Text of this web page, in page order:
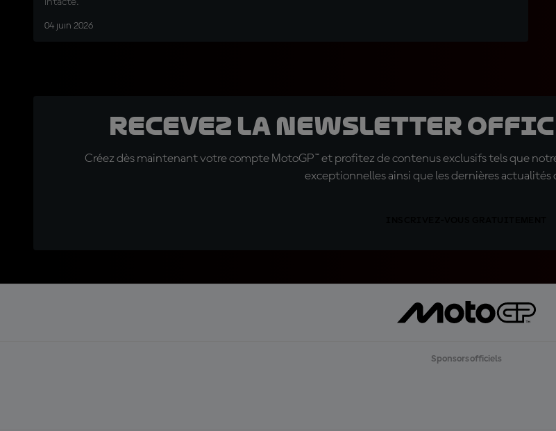
04 juin 2026
Recevez la Newsletter
Créez dès maintenant votre compte MotoGP™ et profitez de contenus exclusifs tels que
exceptionnelles ainsi que les dernières actualités
Sponsors officiels